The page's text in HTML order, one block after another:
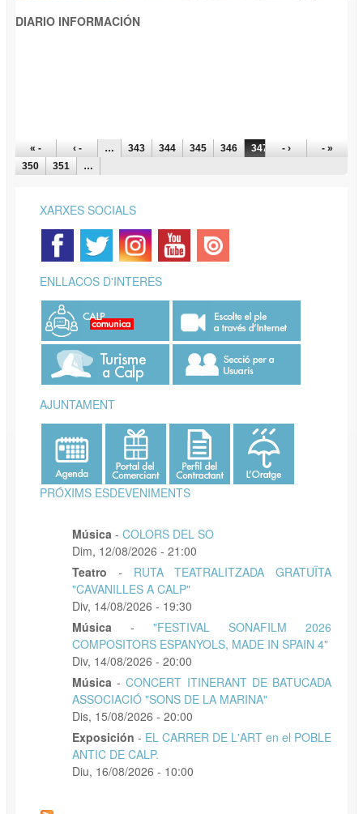
DIARIO INFORMACIÓN
PÀGINES
« - ‹ - … 343 344 345 346 347 348
349
350
351 …
- › - »
XARXES SOCIALS
ENLLAÇOS D'INTERÉS
AJUNTAMENT
PRÓXIMS ESDEVENIMENTS
Música - COLORS DEL SO
Dim, 12/08/2026 - 21:00
Teatro
- RUTA TEATRALITZADA GRATUÏTA
"CAVANILLES A CALP"
Div, 14/08/2026 - 19:30
Música
- "FESTIVAL SONAFILM 2026
COMPOSITORS ESPANYOLS, MADE IN SPAIN 4"
Div, 14/08/2026 - 20:00
Música -CONCERT ITINERANT DE BATUCADA
ASSOCIACIÓ "SONS DE LA MARINA"
Dis, 15/08/2026 - 20:00
Exposición - EL CARRER DE L'ART en el POBLE
ANTIC DE CALP.
Diu, 16/08/2026 - 10:00